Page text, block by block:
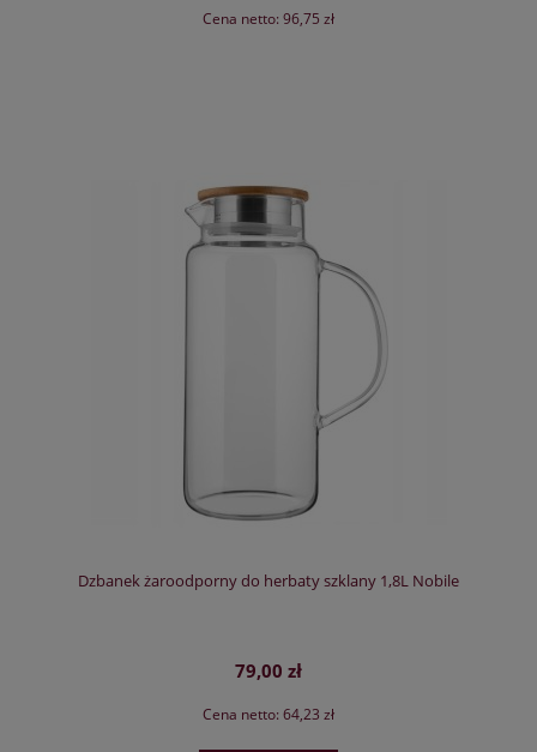
Cena netto: 96,75 zł
Dzbanek żaroodporny do herbaty szklany 1,8L Nobile
79,00 zł
Cena netto: 64,23 zł